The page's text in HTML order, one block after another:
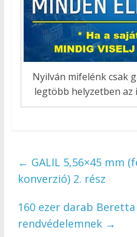
Nyilván mifelénk csak
legtöbb helyzetben az
← GALIL 5,56×45 mm
konverzió) 2. rész
160 ezer darab Beretta
rendvédelemnek →